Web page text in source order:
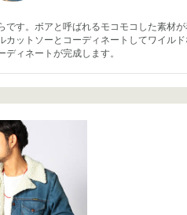
す。ボアと呼ばれるモコモコした素材
ットソーとコーディネートしてワイル
ィネートが完成します。